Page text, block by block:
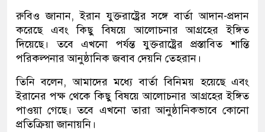
রুবিও জানান, ইরান যুক্তরাষ্ট্রের সঙ্গে বার্তা আদান-প্রদান
করেছে এবং কিছু বিষয়ে আলোচনার আগ্রহের ইঙ্গিত
দিয়েছে। তবে এখনো পর্যন্ত যুক্তরাষ্ট্রের প্রস্তাবিত শান্তি
পরিকল্পনার আনুষ্ঠানিক জবাব দেয়নি তেহরান।
তিনি বলেন, আমাদের মধ্যে বার্তা বিনিময় হয়েছে এবং
ইরানের পক্ষ থেকে কিছু বিষয়ে আলোচনার আগ্রহের ইঙ্গিত
পাওয়া গেছে। তবে এখনো তারা আনুষ্ঠানিকভাবে কোনো
প্রতিক্রিয়া জানায়নি।